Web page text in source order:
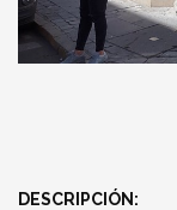
DESCRIPCIÓN: